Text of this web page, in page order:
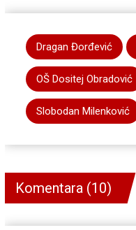
Dragan Đorđević
OŠ Dositej Obradović
Slobodan Milenković
Komentara (10)